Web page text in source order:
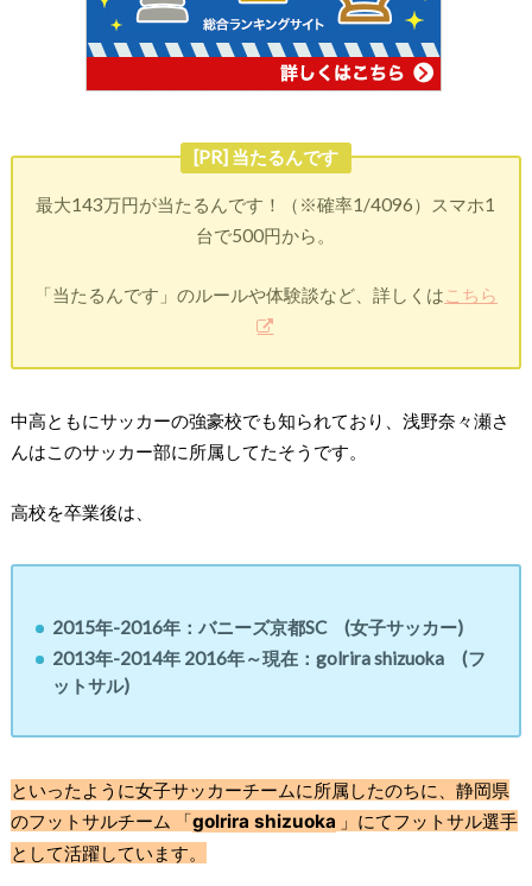
[PR] 当たるんです
最大143万円が当たるんです！（※確率1/4096）スマホ1
台で500円から。
「当たるんです」のルールや体験談など、詳しくは こちら
中高ともにサッカーの強豪校でも知られており、浅野奈々瀬さ
んはこのサッカー部に所属してたそうです。
高校を卒業後は、
2015年-2016年：バニーズ京都SC (女子サッカー)
2013年-2014年 2016年～現在：golrira shizuoka (フ
ットサル)
といったように女子サッカーチームに所属したのちに、静岡県
のフットサルチーム 「golrira shizuoka 」にてフットサル選手
として活躍しています。